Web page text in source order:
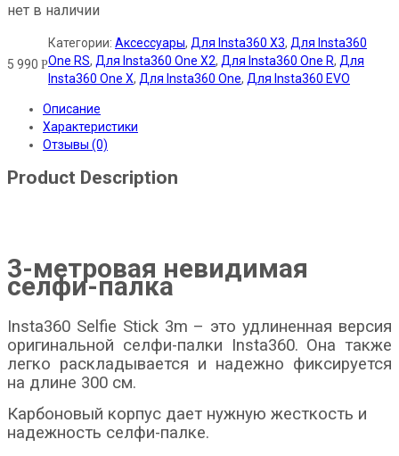
нет в наличии
5 990 Р
Категории: Аксессуары, Для Insta360 X3, Для Insta360
One RS, Для Insta360 One X2, Для Insta360 One R, Для
Insta360 One X, Для Insta360 One, Для Insta360 EVO
Описание
Характеристики
Отзывы (0)
Product Description
3-метровая невидимая
селфи-палка
Insta360 Selfie Stick 3m – это удлиненная версия
оригинальной селфи-палки Insta360. Она также
легко раскладывается и надежно фиксируется
на длине 300 см.
Карбоновый корпус дает нужную жесткость и
надежность селфи-палке.